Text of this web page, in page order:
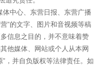
中心、东营日报、东营广播
”的文字、图片和音视频等稿
信息之目的，并不意味着赞
他媒体、网站或个人从本网
，并自负版权等法律责任。如